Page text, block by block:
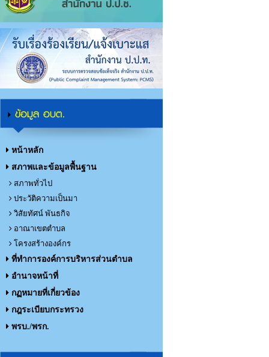
ข้อมูล อบต.
หน้าหลัก
สภาพและข้อมูลพื้นฐาน
สภาพทั่วไป
ประวัติความเป็นมา
วิสัยทัศน์ พันธกิจ
อาณาเขตตำบล
โครงสร้างองค์กร
ที่ทำการองค์การบริหารส่วนตำบล
อำนาจหน้าที่
กฏหมายที่เกี่ยวข้อง
กฎระเบียบกระทรวง
พรบ./พรก.